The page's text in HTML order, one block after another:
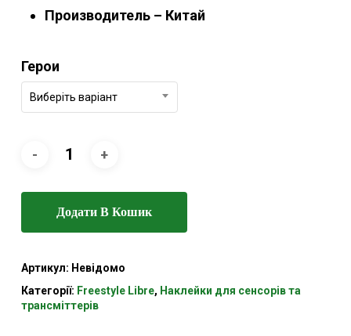
Производитель – Китай
Герои
Виберіть варіант
Додати В Кошик
Артикул: Невідомо
Категорії: Freestyle Libre, Наклейки для сенсорів та
трансміттерів